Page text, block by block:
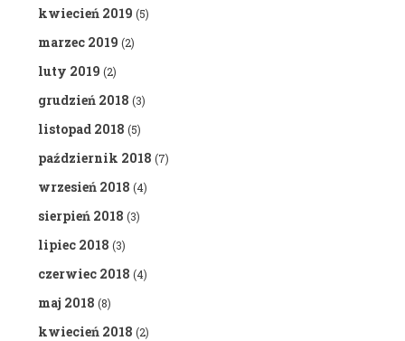
kwiecień 2019 (5)
marzec 2019 (2)
luty 2019 (2)
grudzień 2018 (3)
listopad 2018 (5)
październik 2018 (7)
wrzesień 2018 (4)
sierpień 2018 (3)
lipiec 2018 (3)
czerwiec 2018 (4)
maj 2018 (8)
kwiecień 2018 (2)